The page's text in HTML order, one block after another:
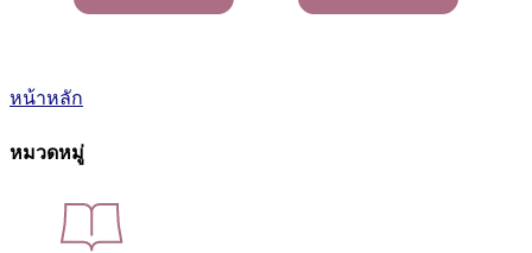
หน้าหลัก
หมวดหมู่